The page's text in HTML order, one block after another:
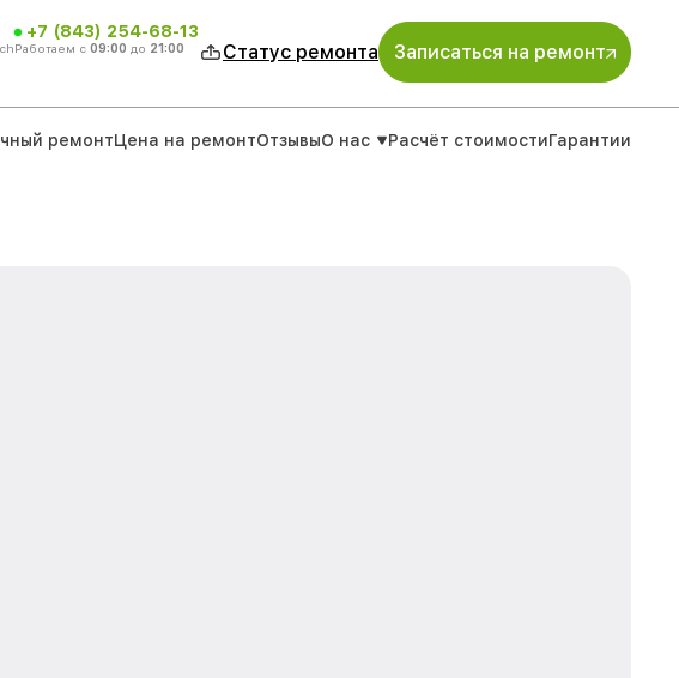
+7 (843) 254-68-13
Работаем с 09:00 до 21:00 Статус ремонта Записаться на ремонт
ремонтЦена на ремонтОтзывыО нас Расчёт стоимостиГарантии